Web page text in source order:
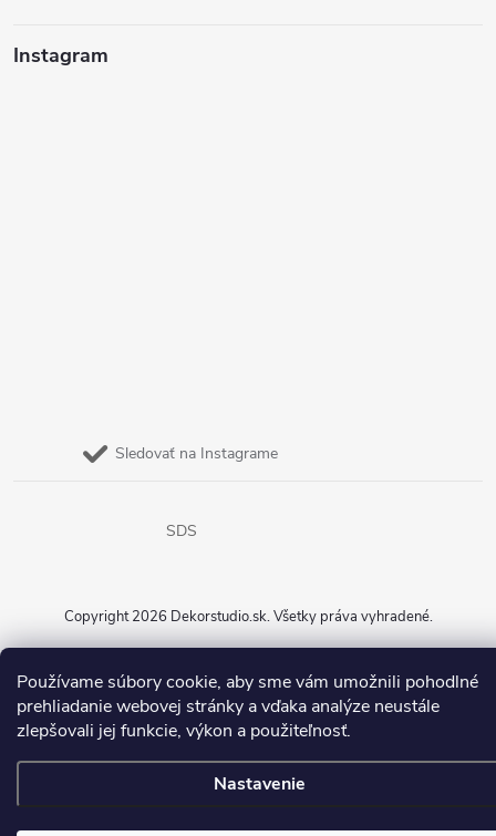
Používame súbory cookie, aby sme vám umožnili pohodlné
prehliadanie webovej stránky a vďaka analýze neustále
zlepšovali jej funkcie, výkon a použiteľnosť.
Nastavenie
Instagram
Sledovať na Instagrame
SDS
Copyright 2026 Dekorstudio.sk. Všetky práva vyhradené.